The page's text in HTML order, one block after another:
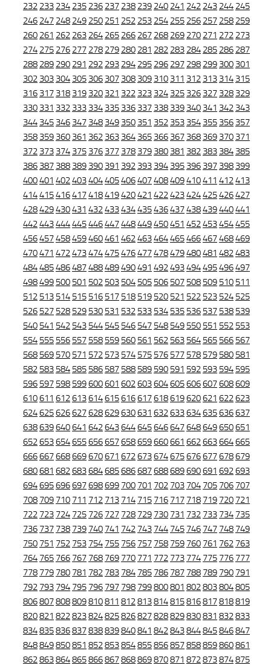
232 233 234 235 236 237 238 239 240 241 242 243 244 245
246 247 248 249 250 251 252 253 254 255 256 257 258 259
260 261 262 263 264 265 266 267 268 269 270 271 272 273
274 275 276 277 278 279 280 281 282 283 284 285 286 287
288 289 290 291 292 293 294 295 296 297 298 299 300 301
302 303 304 305 306 307 308 309 310 311 312 313 314 315
316 317 318 319 320 321 322 323 324 325 326 327 328 329
330 331 332 333 334 335 336 337 338 339 340 341 342 343
344 345 346 347 348 349 350 351 352 353 354 355 356 357
358 359 360 361 362 363 364 365 366 367 368 369 370 371
372 373 374 375 376 377 378 379 380 381 382 383 384 385
386 387 388 389 390 391 392 393 394 395 396 397 398 399
400401 402403404405406407408409410411 412413
414415416417418419420421 422423424425426427
428429430431 432433434435436437438439440441
442443444445446447448449450451 452453454455
456457458459460461 462463464465466467468469
470471 472473474475476477478479480481 482483
484485486487488489490491 492493494495496497
498499 500 501 502 503 504 505 506 507 508 509 510 511
512 513 514 515 516 517 518 519 520 521 522 523 524 525
526 527 528 529 530 531 532 533 534 535 536 537 538 539
540 541 542 543 544 545 546 547 548 549 550 551 552 553
554 555 556 557 558 559 560 561 562 563 564 565 566 567
568 569 570 571 572 573 574 575 576 577 578 579 580 581
582 583 584 585 586 587 588 589 590 591 592 593 594 595
596 597 598 599600601 602603604605606607608609
610611 612613614615616617618619620621 622623
624625626627628629630631 632633634635636637
638639640641 642643644645646647648649650651
652653654655656657658659660661 662663664665
666667668669670671 672673674675676677678679
680681 682683684685686687688689690691 692693
694695696697698699 700 701 702 703 704 705 706 707
708 709 710 711 712 713 714 715 716 717 718 719 720 721
722 723 724 725 726 727 728 729 730 731 732 733 734 735
736 737 738 739 740 741 742 743 744 745 746 747 748 749
750 751 752 753 754 755 756 757 758 759 760 761 762 763
764 765 766 767 768 769 770 771 772 773 774 775 776 777
778 779 780 781 782 783 784 785 786 787 788 789 790 791
792 793 794 795 796 797 798 799800801 802803804805
806807808809810811 812813814815816817818819
820821 822823824825826827828829830831 832833
834835836837838839840841 842843844845846847
848849850851 852853854855856857858859860861
862863864865866867868869870871 872873874875